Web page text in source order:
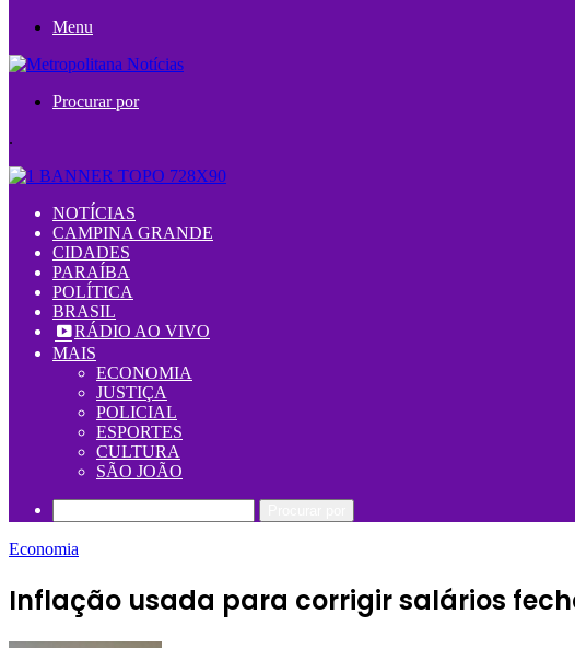
Menu
Procurar por
.
NOTÍCIAS
CAMPINA GRANDE
CIDADES
PARAÍBA
POLÍTICA
BRASIL
RÁDIO AO VIVO
MAIS
ECONOMIA
JUSTIÇA
POLICIAL
ESPORTES
CULTURA
SÃO JOÃO
Economia
Inflação usada para corrigir salários